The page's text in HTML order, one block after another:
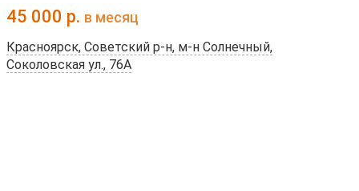
45 000 р. в месяц
Красноярск, Советский р-н, м-н Солнечный,
Соколовская ул., 76А